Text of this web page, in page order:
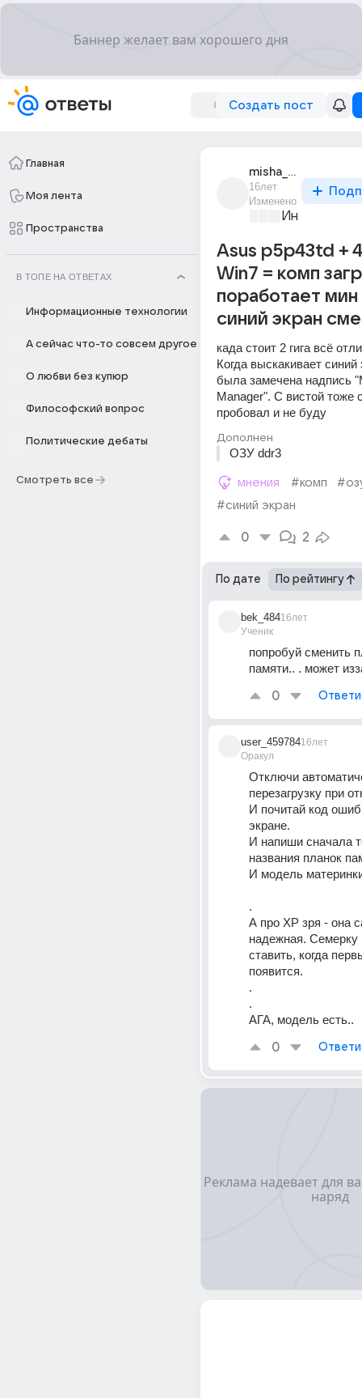
Создать пост
Главная
Моя лента
Пространства
В ТОПЕ НА ОТВЕТАХ
Информационные технологии
А сейчас что-то совсем другое
О любви без купюр
Философский вопрос
Политические дебаты
Смотреть все
misha_kovaliov_9
16лет
Изменено
Asus p5p43td +
Win7 = комп
поработает мин
синий экран
када стоит 2 гига всё
Когда выскакивает синий
была замечена надпись
Manager". С вистой тоже
пробовал и не буду
Дополнен
ОЗУ ddr3
мнения #комп
#синий экран
0 2
По дате По рейтингу
bek_484
Ученик
16лет
попробуй сменить
памяти.. . может
0
user_459784
Оракул
16лет
Отключи
И почитай код
экране.
И напиши сначала
названия планок
И модель
.
А про ХР зря - она
надежная.
ставить, когда
появится.
.
.
АГА, модель есть..
0